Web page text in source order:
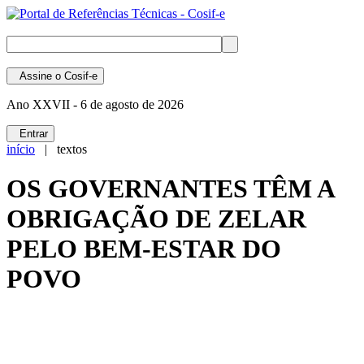
Assine o Cosif-e
Ano XXVII - 6 de agosto de 2026
Entrar
início | textos
OS GOVERNANTES TÊM A
OBRIGAÇÃO DE ZELAR
PELO BEM-ESTAR DO
POVO